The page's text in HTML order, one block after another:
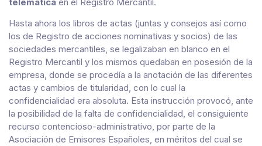
telemática en el Registro Mercantil.
Hasta ahora los libros de actas (juntas y consejos así como
los de Registro de acciones nominativas y socios) de las
sociedades mercantiles, se legalizaban en blanco en el
Registro Mercantil y los mismos quedaban en posesión de la
empresa, donde se procedía a la anotación de las diferentes
actas y cambios de titularidad, con lo cual la
confidencialidad era absoluta. Esta instrucción provocó, ante
la posibilidad de la falta de confidencialidad, el consiguiente
recurso contencioso-administrativo, por parte de la
Asociación de Emisores Españoles, en méritos del cual se